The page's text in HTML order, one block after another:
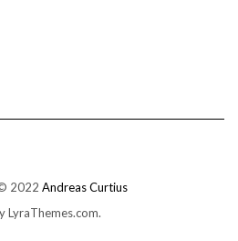
2022 Andreas Curtius
LyraThemes.com.